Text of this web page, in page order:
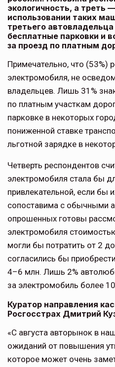
экологичность, а треть
использовании таких
третьего
бесплатные парковки и
за проезд по платным
Примечательно, что (53%)
электромобиля, не
владельцев. Лишь 31%
по платным участкам
парковке в некоторых
пониженной ставке
льготной зарядке в
Четверть респондентов
электромобиля стала бы
привлекательной, если бы
сопоставима с обычными
опрошенных готовы
электромобиля
могли бы потратить от 2
согласились бы
4–6 млн. Лишь 2%
за электромобиль более
Куратор направления
Росгосстрах Дмитрий
«С августа авторынок в
ожиданий от повышения
которое может очень